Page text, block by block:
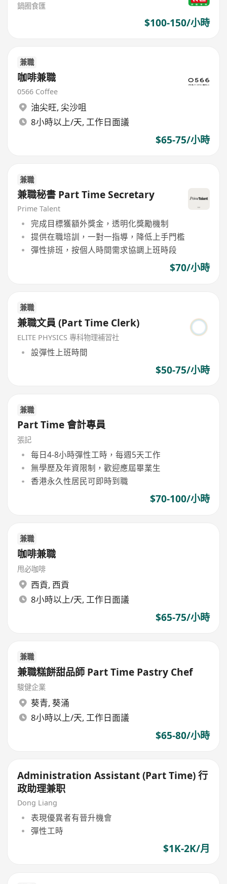
鍋圈食匯
$100-150/小時
兼職
咖啡兼職
0566 Coffee
油尖旺, 尖沙咀
8小時以上/天, 工作日面議
$65-75/小時
兼職
兼職秘書 Part Time Secretary
Prime Talent
完成目標獲額外獎金，透明化獎勵機制
提供在職培訓，一對一指導，降低上手門檻
彈性排班，按個人時間需求協調上班時段
$70/小時
兼職
兼職文員 (Part Time Clerk)
ELITE PHYSICS 專科物理補習社
設彈性上班時間
$50-75/小時
兼職
Part Time 會計專員
張記
每日4-8小時彈性工時，每週5天工作
無學歷及年資限制，歡迎應屆畢業生
香港永久性居民可即時到職
$70-100/小時
兼職
咖啡兼職
甩必咖啡
西貢, 西貢
8小時以上/天, 工作日面議
$65-75/小時
兼職
兼職糕餅甜品師 Part Time Pastry Chef
駿健企業
葵青, 葵涌
8小時以上/天, 工作日面議
$65-80/小時
Administration Assistant (Part Time) 行
政助理兼职
Dong Liang
表現優異者有晉升機會
彈性工時
$1K-2K/月